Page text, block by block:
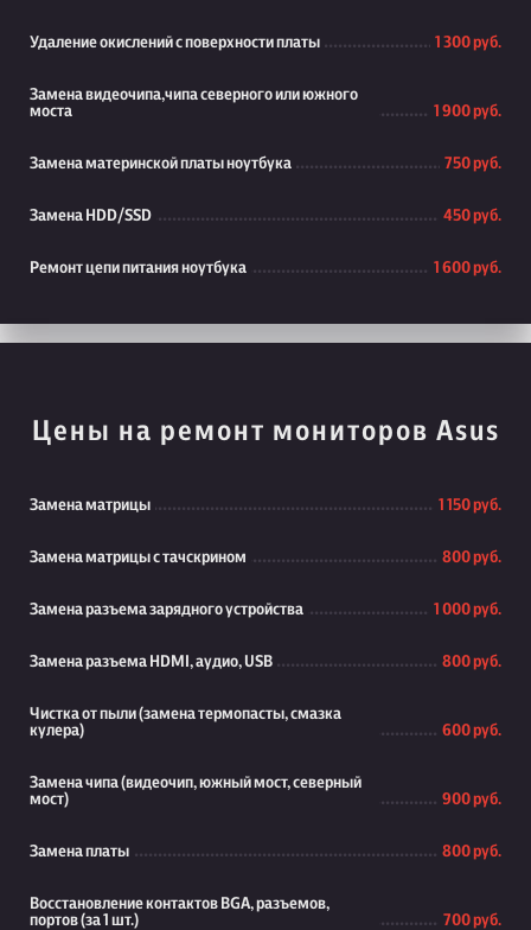
Удаление окислений с поверхности платы 1 300 руб.
Замена видеочипа,чипа северного или южного
моста
1 900 руб.
Замена материнской платы ноутбука 750 руб.
Замена HDD/SSD 450 руб.
Ремонт цепи питания ноутбука 1 600 руб.
Цены на ремонт мониторов Asus
Замена матрицы 1 150 руб.
Замена матрицы с тачскрином 800 руб.
Замена разъема зарядного устройства 1 000 руб.
Замена разъема HDMI, аудио, USB 800 руб.
Чистка от пыли (замена термопасты, смазка
кулера)
600 руб.
Замена чипа (видеочип, южный мост, северный
мост)
900 руб.
Замена платы 800 руб.
Восстановление контактов BGA, разъемов,
портов (за 1 шт.)
700 руб.